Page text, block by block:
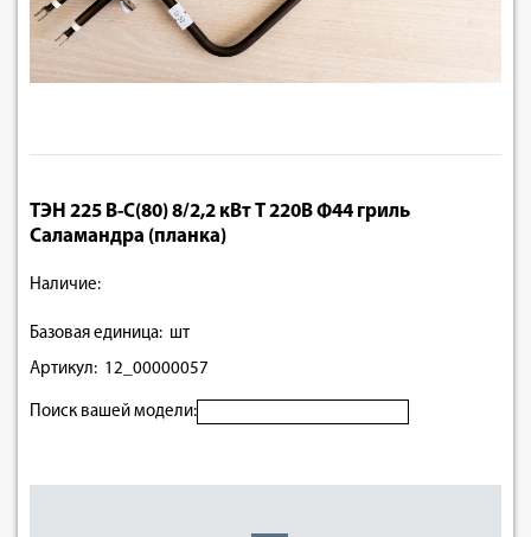
ТЭН 225 В-С(80) 8/2,2 кВт Т 220В Ф44 гриль
Саламандра (планка)
Наличие:
Базовая единица: шт
Артикул: 12_00000057
Поиск вашей модели: